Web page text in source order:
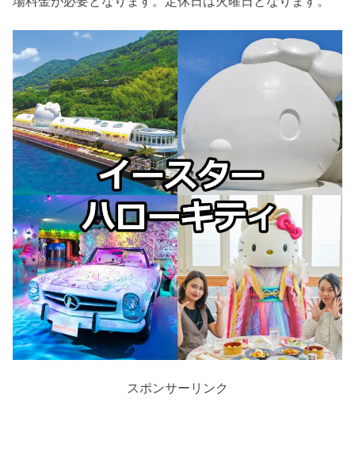
スポンサーリンク